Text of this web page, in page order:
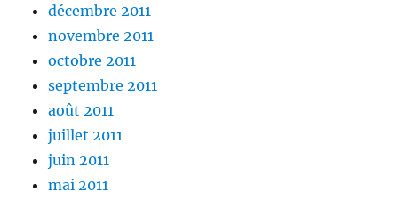
décembre 2011
novembre 2011
octobre 2011
septembre 2011
août 2011
juillet 2011
juin 2011
mai 2011